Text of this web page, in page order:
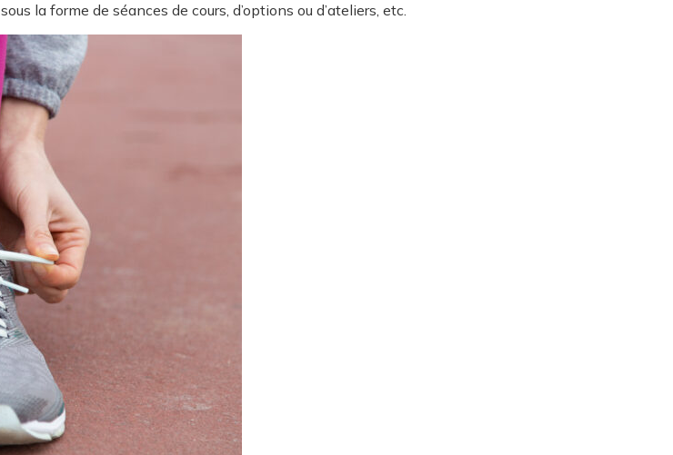
sous la forme de séances de cours, d’options ou d’ateliers, etc.